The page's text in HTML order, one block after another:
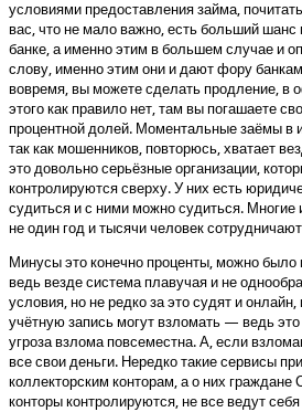
условиями предоставления займа,
вас, что не мало важно, есть больший шанс
банке, а именно этим в большем случае и
слову, именно этим они и дают фору
вовремя, вы можете сделать продление, в
этого как правило нет, там вы погашаете
процентной долей. Моментальные заёмы в
так как мошенников, повторюсь, хватает
это довольно серьёзные организации,
контролируются сверху. У них есть
судиться и с ними можно судиться. Многие
не один год и тысячи человек
Минусы это конечно проценты, можно было
ведь везде система плавучая и не
условия, но не редко за это судят и
учётную запись могут взломать — ведь
угроза взлома повсеместна. А, если
все свои деньги. Нередко такие сервисы
коллекторским конторам, а о них
конторы контролируются, не все ведут